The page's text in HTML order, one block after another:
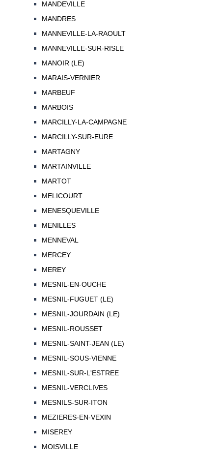
MANDEVILLE
MANDRES
MANNEVILLE-LA-RAOULT
MANNEVILLE-SUR-RISLE
MANOIR (LE)
MARAIS-VERNIER
MARBEUF
MARBOIS
MARCILLY-LA-CAMPAGNE
MARCILLY-SUR-EURE
MARTAGNY
MARTAINVILLE
MARTOT
MELICOURT
MENESQUEVILLE
MENILLES
MENNEVAL
MERCEY
MEREY
MESNIL-EN-OUCHE
MESNIL-FUGUET (LE)
MESNIL-JOURDAIN (LE)
MESNIL-ROUSSET
MESNIL-SAINT-JEAN (LE)
MESNIL-SOUS-VIENNE
MESNIL-SUR-L'ESTREE
MESNIL-VERCLIVES
MESNILS-SUR-ITON
MEZIERES-EN-VEXIN
MISEREY
MOISVILLE